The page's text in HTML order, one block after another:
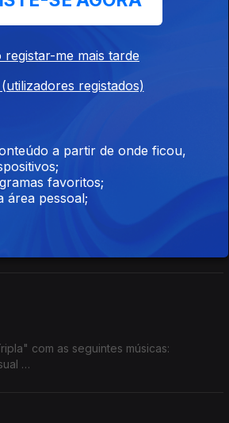
com as seguintes músicas:
registar-me mais tarde
registados)
a partir de onde ficou,
favoritos;
área pessoal;